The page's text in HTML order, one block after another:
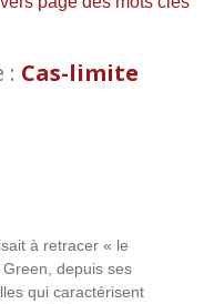
: Cas-limite
à retracer « le
Green, depuis ses
qui caractérisent